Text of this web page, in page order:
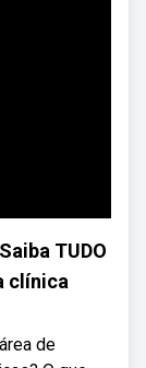
TUDO
clínica
de